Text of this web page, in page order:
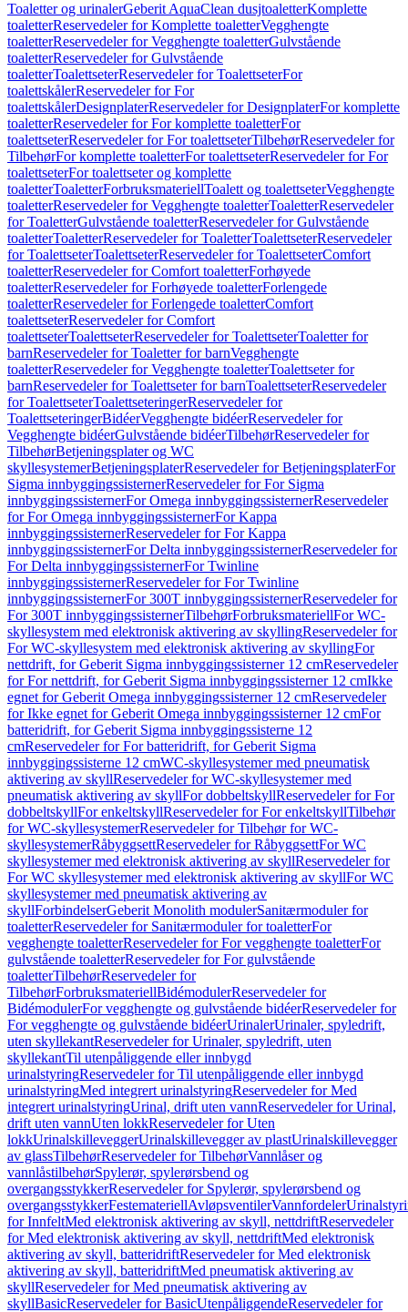
Toaletter og urinalerGeberit AquaClean dusjtoaletterKomplette
toaletterReservedeler for Komplette toaletterVegghengte
toaletterReservedeler for Vegghengte toaletterGulvstående
toaletterReservedeler for Gulvstående
toaletterToalettseterReservedeler for ToalettseterFor
toalettskålerReservedeler for For
toalettskålerDesignplaterReservedeler for DesignplaterFor komplette
toaletterReservedeler for For komplette toaletterFor
toalettseterReservedeler for For toalettseterTilbehørReservedeler for
TilbehørFor komplette toaletterFor toalettseterReservedeler for For
toalettseterFor toalettseter og komplette
toaletterToaletterForbruksmateriellToalett og toalettseterVegghengte
toaletterReservedeler for Vegghengte toaletterToaletterReservedeler
for ToaletterGulvstående toaletterReservedeler for Gulvstående
toaletterToaletterReservedeler for ToaletterToalettseterReservedeler
for ToalettseterToalettseterReservedeler for ToalettseterComfort
toaletterReservedeler for Comfort toaletterForhøyede
toaletterReservedeler for Forhøyede toaletterForlengede
toaletterReservedeler for Forlengede toaletterComfort
toalettseterReservedeler for Comfort
toalettseterToalettseterReservedeler for ToalettseterToaletter for
barnReservedeler for Toaletter for barnVegghengte
toaletterReservedeler for Vegghengte toaletterToalettseter for
barnReservedeler for Toalettseter for barnToalettseterReservedeler
for ToalettseterToalettseteringerReservedeler for
ToalettseteringerBidéerVegghengte bidéerReservedeler for
Vegghengte bidéerGulvstående bidéerTilbehørReservedeler for
TilbehørBetjeningsplater og WC
skyllesystemerBetjeningsplaterReservedeler for BetjeningsplaterFor
Sigma innbyggingssisternerReservedeler for For Sigma
innbyggingssisternerFor Omega innbyggingssisternerReservedeler
for For Omega innbyggingssisternerFor Kappa
innbyggingssisternerReservedeler for For Kappa
innbyggingssisternerFor Delta innbyggingssisternerReservedeler for
For Delta innbyggingssisternerFor Twinline
innbyggingssisternerReservedeler for For Twinline
innbyggingssisternerFor 300T innbyggingssisternerReservedeler for
For 300T innbyggingssisternerTilbehørForbruksmateriellFor WC-
skyllesystem med elektronisk aktivering av skyllingReservedeler for
For WC-skyllesystem med elektronisk aktivering av skyllingFor
nettdrift, for Geberit Sigma innbyggingssisterner 12 cmReservedeler
for For nettdrift, for Geberit Sigma innbyggingssisterner 12 cmIkke
egnet for Geberit Omega innbyggingssisterner 12 cmReservedeler
for Ikke egnet for Geberit Omega innbyggingssisterner 12 cmFor
batteridrift, for Geberit Sigma innbyggingssisterne 12
cmReservedeler for For batteridrift, for Geberit Sigma
innbyggingssisterne 12 cmWC-skyllesystemer med pneumatisk
aktivering av skyllReservedeler for WC-skyllesystemer med
pneumatisk aktivering av skyllFor dobbeltskyllReservedeler for For
dobbeltskyllFor enkeltskyllReservedeler for For enkeltskyllTilbehør
for WC-skyllesystemerReservedeler for Tilbehør for WC-
skyllesystemerRåbyggsettReservedeler for RåbyggsettFor WC
skyllesystemer med elektronisk aktivering av skyllReservedeler for
For WC skyllesystemer med elektronisk aktivering av skyllFor WC
skyllesystemer med pneumatisk aktivering av
skyllForbindelserGeberit Monolith modulerSanitærmoduler for
toaletterReservedeler for Sanitærmoduler for toaletterFor
vegghengte toaletterReservedeler for For vegghengte toaletterFor
gulvstående toaletterReservedeler for For gulvstående
toaletterTilbehørReservedeler for
TilbehørForbruksmateriellBidémodulerReservedeler for
BidémodulerFor vegghengte og gulvstående bidéerReservedeler for
For vegghengte og gulvstående bidéerUrinalerUrinaler, spyledrift,
uten skyllekantReservedeler for Urinaler, spyledrift, uten
skyllekantTil utenpåliggende eller innbygd
urinalstyringReservedeler for Til utenpåliggende eller innbygd
urinalstyringMed integrert urinalstyringReservedeler for Med
integrert urinalstyringUrinal, drift uten vannReservedeler for Urinal,
drift uten vannUten lokkReservedeler for Uten
lokkUrinalskilleveggerUrinalskillevegger av plastUrinalskillevegger
av glassTilbehørReservedeler for TilbehørVannlåser og
vannlåstilbehørSpylerør, spylerørsbend og
overgangsstykkerReservedeler for Spylerør, spylerørsbend og
overgangsstykkerFestemateriellAvløpsventilerVannfordeler
for InnfeltMed elektronisk aktivering av skyll, nettdriftReservedeler
for Med elektronisk aktivering av skyll, nettdriftMed elektronisk
aktivering av skyll, batteridriftReservedeler for Med elektronisk
aktivering av skyll, batteridriftMed pneumatisk aktivering av
skyllReservedeler for Med pneumatisk aktivering av
skyllBasicReservedeler for BasicUtenpåliggendeReservedeler for